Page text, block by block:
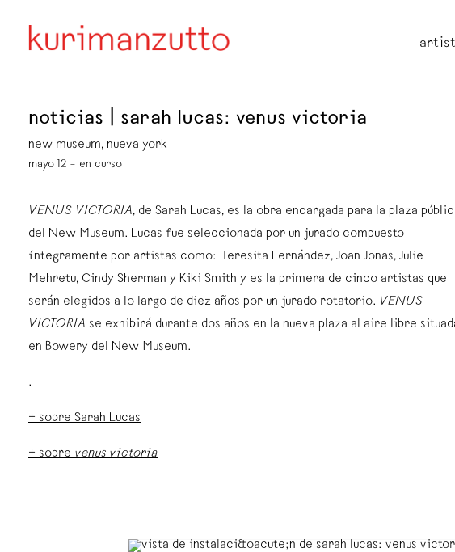
noticias | sarah lucas: venus victoria
new museum, nueva york
mayo 12 – en curso
VENUS VICTORIA, de Sarah Lucas, es la obra encargada para la plaza
del New Museum. Lucas fue seleccionada por un jurado compuesto
íntegramente por artistas como: Teresita Fernández, Joan Jonas, Julie
Mehretu, Cindy Sherman y Kiki Smith y es la primera de cinco artistas que
serán elegidos a lo largo de diez años por un jurado rotatorio. VENUS
VICTORIA se exhibirá durante dos años en la nueva plaza al aire libre
en Bowery del New Museum.
.
+ sobre Sarah Lucas
+ sobre venus victoria